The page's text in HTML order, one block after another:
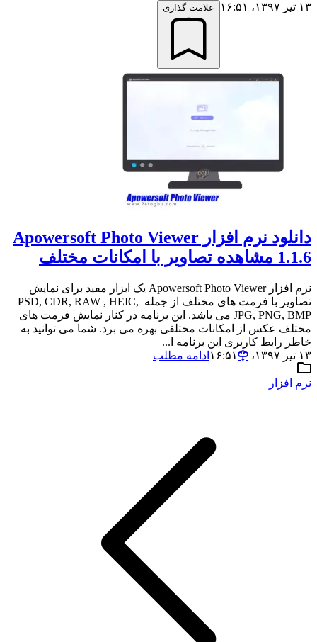
۱۳ تیر ۱۳۹۷،‏ ۱۶:۵۱
علامت گذاری
دانلود نرم افزار Apowersoft Photo Viewer
1.1.6 مشاهده تصاویر با امکانات مختلف
نرم افزار Apowersoft Photo Viewer یک ابزار مفید برای نمایش
تصاویر با فرمت های مختلف از جمله PSD, CDR, RAW , HEIC,
JPG, PNG, BMP می باشد. این برنامه در کنار نمایش فرمت های
مختلف عکس از امکانات مختلفی بهره می برد. شما می توانید به
خاطر رابط کاربری این برنامه ا...
۱۳ تیر ۱۳۹۷،‏ ۱۶:۵۱
ادامه مطلب
نرم افزار